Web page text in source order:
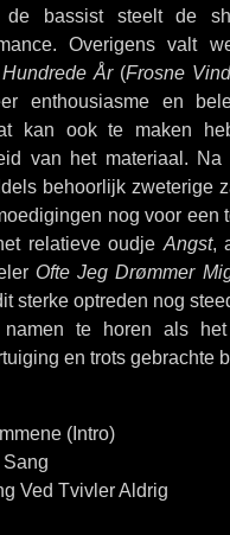
de bassist steelt de
Overigens valt
År(Frosne
enthousiasme en
kan ook te maken
van het materiaal.
behoorlijk zweterige
nog voor een
relatieve oudje Angst,
Ofte Jeg Drømmer
sterke optreden nog
namen te horen als
en trots gebrachte
(Intro)
Ved Tvivler Aldrig